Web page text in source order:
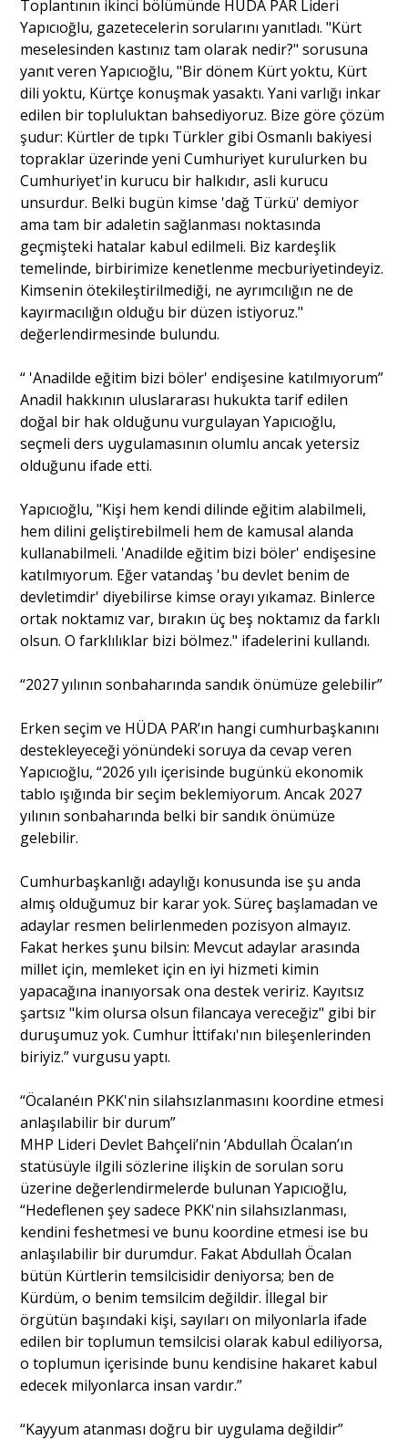
Toplantının ikinci bölümünde HÜDA PAR Lideri
Yapıcıoğlu, gazetecelerin sorularını yanıtladı. "Kürt
meselesinden kastınız tam olarak nedir?" sorusuna
yanıt veren Yapıcıoğlu, "Bir dönem Kürt yoktu, Kürt
dili yoktu, Kürtçe konuşmak yasaktı. Yani varlığı inkar
edilen bir topluluktan bahsediyoruz. Bize göre çözüm
şudur: Kürtler de tıpkı Türkler gibi Osmanlı bakiyesi
topraklar üzerinde yeni Cumhuriyet kurulurken bu
Cumhuriyet'in kurucu bir halkıdır, asli kurucu
unsurdur. Belki bugün kimse 'dağ Türkü' demiyor
ama tam bir adaletin sağlanması noktasında
geçmişteki hatalar kabul edilmeli. Biz kardeşlik
temelinde, birbirimize kenetlenme mecburiyetindeyiz.
Kimsenin ötekileştirilmediği, ne ayrımcılığın ne de
kayırmacılığın olduğu bir düzen istiyoruz."
değerlendirmesinde bulundu.
“ 'Anadilde eğitim bizi böler' endişesine katılmıyorum”
Anadil hakkının uluslararası hukukta tarif edilen
doğal bir hak olduğunu vurgulayan Yapıcıoğlu,
seçmeli ders uygulamasının olumlu ancak yetersiz
olduğunu ifade etti.
Yapıcıoğlu, "Kişi hem kendi dilinde eğitim alabilmeli,
hem dilini geliştirebilmeli hem de kamusal alanda
kullanabilmeli. 'Anadilde eğitim bizi böler' endişesine
katılmıyorum. Eğer vatandaş 'bu devlet benim de
devletimdir' diyebilirse kimse orayı yıkamaz. Binlerce
ortak noktamız var, bırakın üç beş noktamız da farklı
olsun. O farklılıklar bizi bölmez." ifadelerini kullandı.
“2027 yılının sonbaharında sandık önümüze gelebilir”
Erken seçim ve HÜDA PAR’ın hangi cumhurbaşkanını
destekleyeceği yönündeki soruya da cevap veren
Yapıcıoğlu, “2026 yılı içerisinde bugünkü ekonomik
tablo ışığında bir seçim beklemiyorum. Ancak 2027
yılının sonbaharında belki bir sandık önümüze
gelebilir.
Cumhurbaşkanlığı adaylığı konusunda ise şu anda
almış olduğumuz bir karar yok. Süreç başlamadan ve
adaylar resmen belirlenmeden pozisyon almayız.
Fakat herkes şunu bilsin: Mevcut adaylar arasında
millet için, memleket için en iyi hizmeti kimin
yapacağına inanıyorsak ona destek veririz. Kayıtsız
şartsız "kim olursa olsun filancaya vereceğiz" gibi bir
duruşumuz yok. Cumhur İttifakı'nın bileşenlerinden
biriyiz.” vurgusu yaptı.
“Öcalanéın PKK'nin silahsızlanmasını koordine etmesi
anlaşılabilir bir durum”
MHP Lideri Devlet Bahçeli’nin ‘Abdullah Öcalan’ın
statüsüyle ilgili sözlerine ilişkin de sorulan soru
üzerine değerlendirmelerde bulunan Yapıcıoğlu,
“Hedeflenen şey sadece PKK'nin silahsızlanması,
kendini feshetmesi ve bunu koordine etmesi ise bu
anlaşılabilir bir durumdur. Fakat Abdullah Öcalan
bütün Kürtlerin temsilcisidir deniyorsa; ben de
Kürdüm, o benim temsilcim değildir. İllegal bir
örgütün başındaki kişi, sayıları on milyonlarla ifade
edilen bir toplumun temsilcisi olarak kabul ediliyorsa,
o toplumun içerisinde bunu kendisine hakaret kabul
edecek milyonlarca insan vardır.”
“Kayyum atanması doğru bir uygulama değildir”